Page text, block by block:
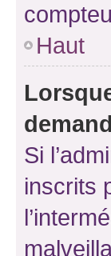
Haut
Si
inscrits